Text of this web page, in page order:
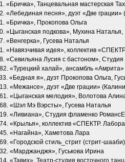
«Бричка», Танцевальная мастерская
«Лебединая песня», дуэт «Две
«Бричка», Прокопова Ольга
«Цыганская подкова», Мухина
«Венгерка», Гусева Наталья
«Навязчивая идея», коллектив
«Севильяна Лусия с бастоном»,
«Турецкий халай», ансамбль «Амрита»
«Бедная я», дуэт Прокопова Ольга,
«Межансе», дуэт «Две грации»
«Цыганская мелодия», Волотова
«Шэл Мэ Вэрсты», Гусева Наталья
«Ливиана», Студия фламенко
«Крылья», коллектив «СПЕКТР.
«Нагайна», Хаметова Лара
«Городской стиль_стрит (стрит-
«Марджанджя», Гуськова Ирина
«Тавих», Театр-студия восточного